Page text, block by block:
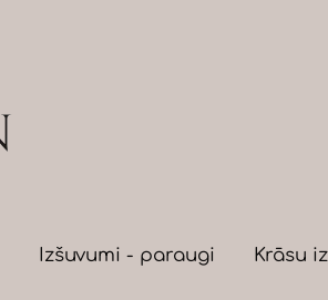
Izšuvumi - paraugi Krāsu